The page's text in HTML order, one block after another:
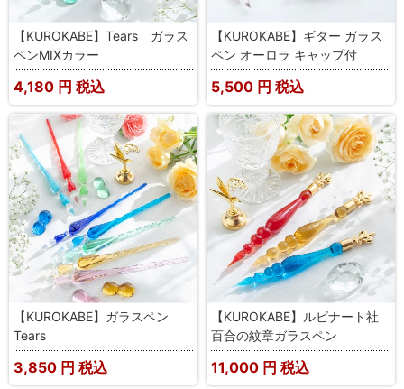
【KUROKABE】Tears ガラス
ペンMIXカラー
4,180 円 税込
【KUROKABE】ギター ガラス
ペン オーロラ キャップ付
5,500 円 税込
【KUROKABE】ガラスペン
Tears
3,850 円 税込
【KUROKABE】ルビナート社
百合の紋章ガラスペン
11,000 円 税込